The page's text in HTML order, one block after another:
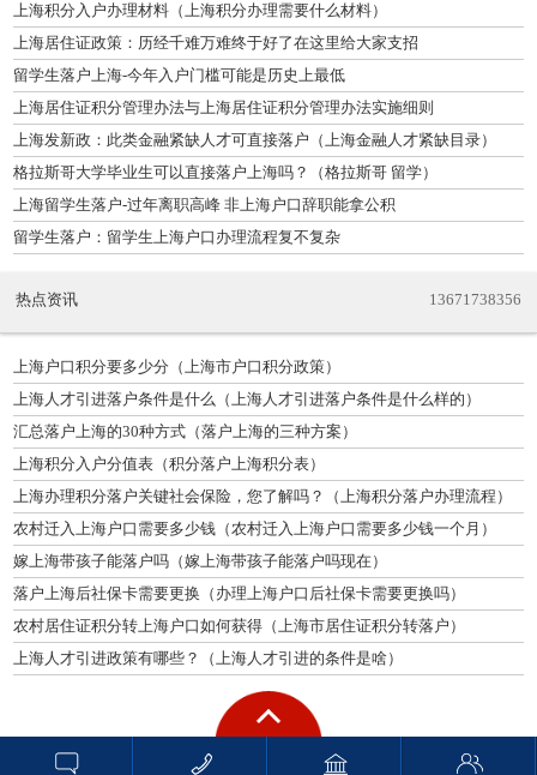
上海积分入户办理材料（上海积分办理需要什么材料）
上海居住证政策：历经千难万难终于好了在这里给大家支招
留学生落户上海-今年入户门槛可能是历史上最低
上海居住证积分管理办法与上海居住证积分管理办法实施细则
上海发新政：此类金融紧缺人才可直接落户（上海金融人才紧缺目录）
格拉斯哥大学毕业生可以直接落户上海吗？（格拉斯哥 留学）
上海留学生落户-过年离职高峰 非上海户口辞职能拿公积
留学生落户：留学生上海户口办理流程复不复杂
热点资讯 13671738356
上海户口积分要多少分（上海市户口积分政策）
上海人才引进落户条件是什么（上海人才引进落户条件是什么样的）
汇总落户上海的30种方式（落户上海的三种方案）
上海积分入户分值表（积分落户上海积分表）
上海办理积分落户关键社会保险，您了解吗？（上海积分落户办理流程）
农村迁入上海户口需要多少钱（农村迁入上海户口需要多少钱一个月）
嫁上海带孩子能落户吗（嫁上海带孩子能落户吗现在）
落户上海后社保卡需要更换（办理上海户口后社保卡需要更换吗）
农村居住证积分转上海户口如何获得（上海市居住证积分转落户）
上海人才引进政策有哪些？（上海人才引进的条件是啥）